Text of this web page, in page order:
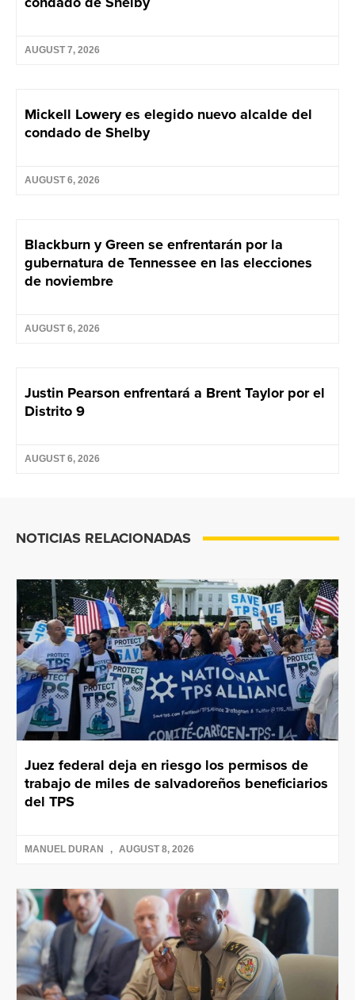
AUGUST 7, 2026
Mickell Lowery es elegido nuevo alcalde del
condado de Shelby
AUGUST 6, 2026
Blackburn y Green se enfrentarán por la
gubernatura de Tennessee en las elecciones
de noviembre
AUGUST 6, 2026
Justin Pearson enfrentará a Brent Taylor por el
Distrito 9
AUGUST 6, 2026
NOTICIAS RELACIONADAS
Juez federal deja en riesgo los permisos de
trabajo de miles de salvadoreños beneficiarios
del TPS
MANUEL DURAN AUGUST 8, 2026